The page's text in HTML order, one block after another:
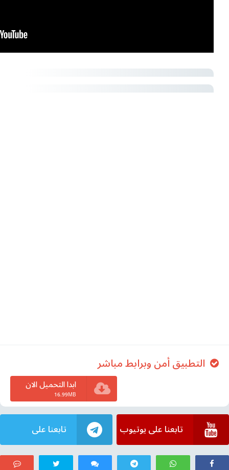
التطبيق أمن وبرابط مباشر
ابدا التحميل الان
16.99MB
تابعنا على يوتيوب
تابعنا على
تيليجرام